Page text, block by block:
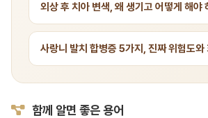
외상 후 치아 변색, 왜 생기고 어떻게 해야
사랑니 발치 합병증 5가지, 진짜 위험도와
함께 알면 좋은 용어